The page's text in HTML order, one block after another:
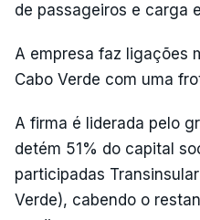
de passageiros e carga
A empresa faz ligações
Cabo Verde com uma
A firma é liderada pelo
detém 51% do capital
participadas
Verde), cabendo o